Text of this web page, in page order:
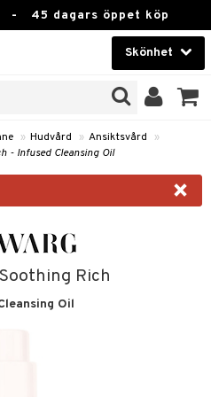
- 45 dagars öppet köp
Skönhet
» Hudvård » Ansiktsvård
»
- Infused Cleansing Oil
×
Rich
Oil